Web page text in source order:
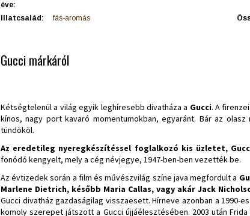
éve:
Illatcsalád: fás-aromás
Gucci márkáról
Kétségtelenül a világ egyik leghíresebb divatháza a Gucci. A
kínos, nagy port kavaró momentumokban, egyaránt. Bár az
tündököl.
Az eredetileg nyeregkészítéssel foglalkozó kis üzletet,
fonódó kengyelt, mely a cég névjegye, 1947-ben-ben vezették be.
Az évtizedek során a film és művészvilág színe java megfordult a
Marlene Dietrich, később Maria Callas, vagy akár Jack
Gucci divatház gazdaságilag visszaesett. Hírneve azonban a
komoly szerepet játszott a Gucci újjáélesztésében. 2003 után